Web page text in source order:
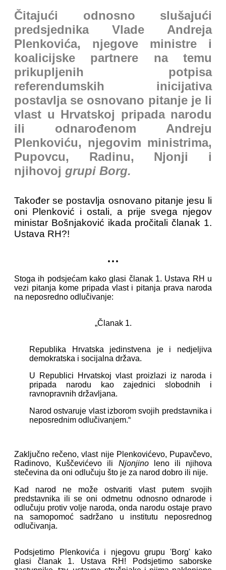
Čitajući odnosno slušajući
predsjednika Vlade Andreja
Plenkovića, njegove ministre i
koalicijske partnere na temu
prikupljenih potpisa
referendumskih inicijativa
postavlja se osnovano pitanje je li
vlast u Hrvatskoj pripada narodu
ili odnarođenom Andreju
Plenkoviću, njegovim ministrima,
Pupovcu, Radinu, Njonji i
njihovoj grupi Borg.
Također se postavlja osnovano pitanje jesu li
oni Plenković i ostali, a prije svega njegov
ministar Bošnjaković ikada pročitali članak 1.
Ustava RH?!
...
Stoga ih podsjećam kako glasi članak 1. Ustava RH u
vezi pitanja kome pripada vlast i pitanja prava naroda
na neposredno odlučivanje:
„Članak 1.
Republika Hrvatska jedinstvena je i nedjeljiva
demokratska i socijalna država.
U Republici Hrvatskoj vlast proizlazi iz naroda i
pripada narodu kao zajednici slobodnih i
ravnopravnih državljana.
Narod ostvaruje vlast izborom svojih predstavnika i
neposrednim odlučivanjem.“
Zaključno rečeno, vlast nije Plenkovićevo, Pupavčevo,
Radinovo, Kuščevićevo ili Njonjinoleno ili njihova
stečevina da oni odlučuju što je za narod dobro ili nije.
Kad narod ne može ostvariti vlast putem svojih
predstavnika ili se oni odmetnu odnosno odnarode i
odlučuju protiv volje naroda, onda narodu ostaje pravo
na samopomoć sadržano u institutu neposrednog
odlučivanja.
Podsjetimo Plenkovića i njegovu grupu 'Borg' kako
glasi članak 1. Ustava RH! Podsjetimo saborske